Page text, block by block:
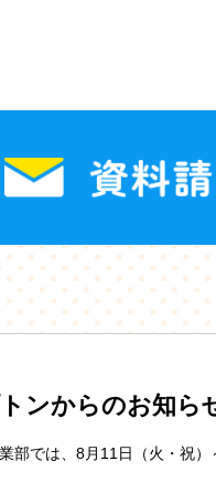
ンからのお知ら
部では、8月11日（火・祝